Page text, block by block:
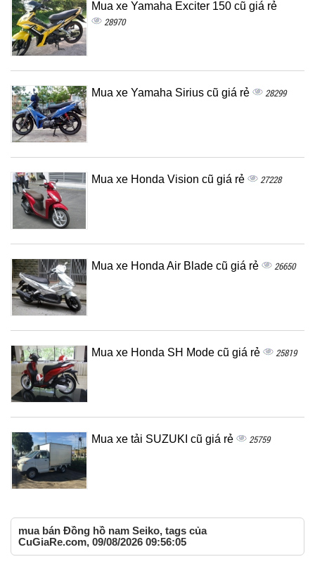
Mua xe Yamaha Exciter 150 cũ giá rẻ
28970
Mua xe Yamaha Sirius cũ giá rẻ 28299
Mua xe Honda Vision cũ giá rẻ 27228
Mua xe Honda Air Blade cũ giá rẻ 26650
Mua xe Honda SH Mode cũ giá rẻ 25819
Mua xe tải SUZUKI cũ giá rẻ 25759
mua bán Đồng hồ nam Seiko, tags của
CuGiaRe.com, 09/08/2026 09:56:05